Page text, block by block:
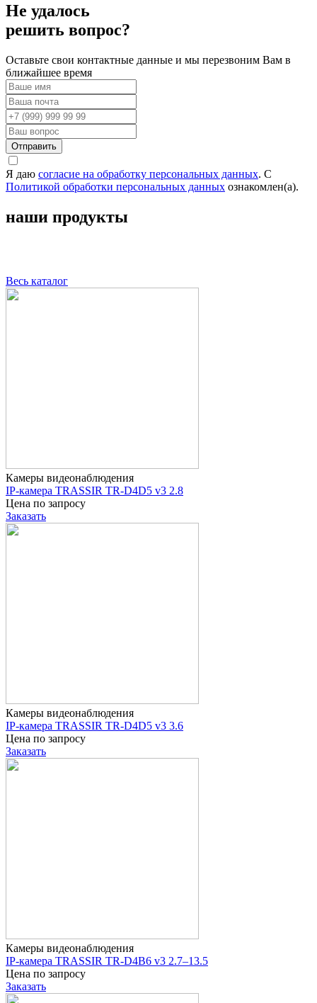
Не удалось
решить вопрос?
Оставьте свои контактные данные и мы перезвоним Вам в
ближайшее время
Отправить
Я даю согласие на обработку персональных данных. С
Политикой обработки персональных данных ознакомлен(а).
наши продукты
Весь каталог
Камеры видеонаблюдения
IP-камера TRASSIR TR-D4D5 v3 2.8
Цена по запросу
Заказать
Камеры видеонаблюдения
IP-камера TRASSIR TR-D4D5 v3 3.6
Цена по запросу
Заказать
Камеры видеонаблюдения
IP-камера TRASSIR TR-D4B6 v3 2.7–13.5
Цена по запросу
Заказать